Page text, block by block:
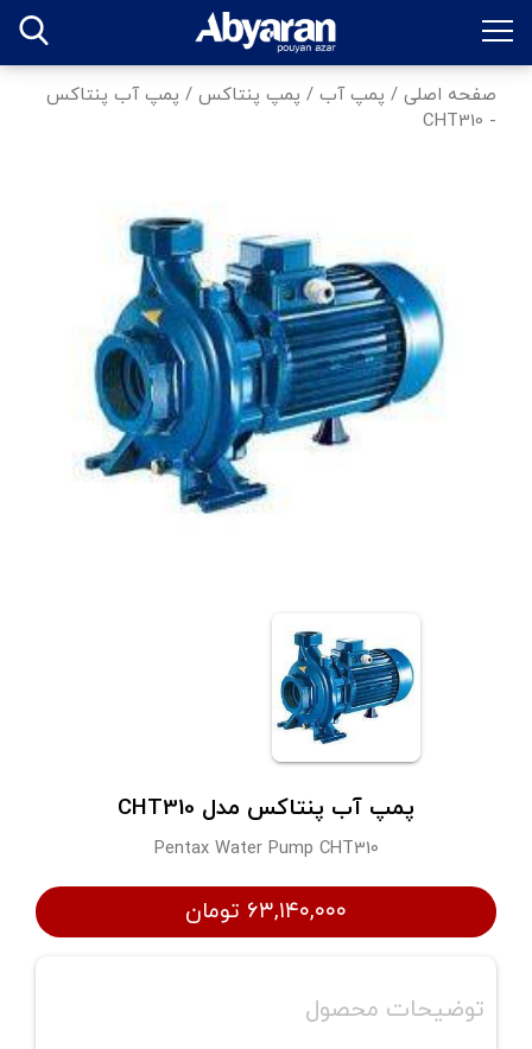
صفحه اصلی / پمپ آب / پمپ پنتاکس / پمپ آب پنتاکس
- CHT310
پمپ آب پنتاکس مدل CHT310
Pentax Water Pump CHT310
۶۳,۱۴۰,۰۰۰ تومان
توضیحات محصول